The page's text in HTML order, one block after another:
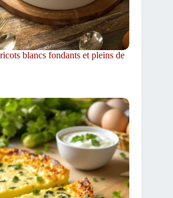
blancs fondants et pleins de